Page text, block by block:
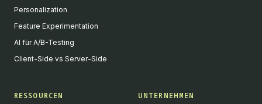
Personalization
Feature Experimentation
AI für A/B-Testing
Client-Side vs Server-Side
RESSOURCEN UNTERNEHMEN